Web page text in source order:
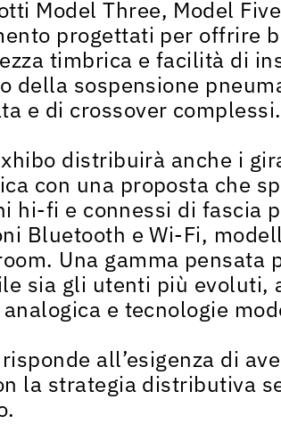
Model Three, Model
progettati per offrire
timbrica e facilità di
della sospensione
e di crossover complessi.
distribuirà anche i
con una proposta che
hi-fi e connessi di fascia
Bluetooth e Wi-Fi,
Una gamma pensata
sia gli utenti più evoluti,
e tecnologie
all’esigenza di
la strategia distributiva